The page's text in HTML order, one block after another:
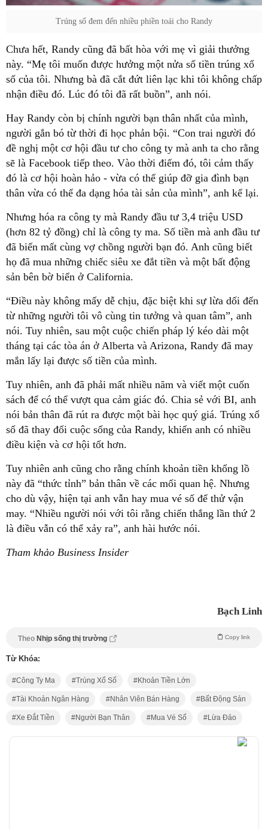
Trúng số đem đến nhiều phiền toái cho Randy
Chưa hết, Randy cũng đã bất hòa với mẹ vì giải thưởng
này. “Mẹ tôi muốn được hưởng một nửa số tiền trúng xổ
số của tôi. Nhưng bà đã cắt đứt liên lạc khi tôi không chấp
nhận điều đó. Lúc đó tôi đã rất buồn”, anh nói.
Hay Randy còn bị chính người bạn thân nhất của mình,
người gắn bó từ thời đi học phản bội. “Con trai người đó
đề nghị một cơ hội đầu tư cho công ty mà anh ta cho rằng
sẽ là Facebook tiếp theo. Vào thời điểm đó, tôi cảm thấy
đó là cơ hội hoàn hảo - vừa có thể giúp đỡ gia đình bạn
thân vừa có thể đa dạng hóa tài sản của mình”, anh kể lại.
Nhưng hóa ra công ty mà Randy đầu tư 3,4 triệu USD
(hơn 82 tỷ đồng) chỉ là công ty ma. Số tiền mà anh đầu tư
đã biến mất cùng vợ chồng người bạn đó. Anh cũng biết
họ đã mua những chiếc siêu xe đắt tiền và một bất động
sản bên bờ biển ở California.
“Điều này không mấy dễ chịu, đặc biệt khi sự lừa dối đến
từ những người tôi vô cùng tin tưởng và quan tâm”, anh
nói. Tuy nhiên, sau một cuộc chiến pháp lý kéo dài một
tháng tại các tòa án ở Alberta và Arizona, Randy đã may
mắn lấy lại được số tiền của mình.
Tuy nhiên, anh đã phải mất nhiều năm và viết một cuốn
sách để có thể vượt qua cảm giác đó. Chia sẻ với BI, anh
nói bản thân đã rút ra được một bài học quý giá. Trúng xổ
số đã thay đổi cuộc sống của Randy, khiến anh có nhiều
điều kiện và cơ hội tốt hơn.
Tuy nhiên anh cũng cho rằng chính khoản tiền khổng lồ
này đã “thức tỉnh” bản thân về các mối quan hệ. Nhưng
cho dù vậy, hiện tại anh vẫn hay mua vé số để thử vận
may. “Nhiều người nói với tôi rằng chiến thắng lần thứ 2
là điều vẫn có thể xảy ra”, anh hài hước nói.
Tham khảo Business Insider
Bạch Linh
Theo Nhịp sống thị trường Copy link
Từ Khóa:
Công Ty Ma Trúng Xổ Số Khoản Tiền Lớn
Tài Khoản Ngân Hàng Nhân Viên Bán Hàng Bất Động Sản
Xe Đắt Tiền Người Bạn Thân Mua Vé Số Lừa Đảo